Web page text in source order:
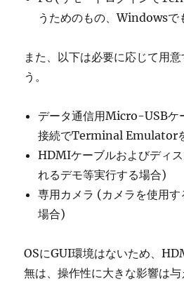
うためのもの、Windowsで
また、以下は必要に応じて用
う。
データ通信用Micro-USBケ
接続でTerminal Emulator
HDMIケーブルおよびディ
れるデモ等実行する場合)
専用カメラ (カメラを使用
場合)
OSにGUI環境はないため、
無は、操作性に大きな影響は